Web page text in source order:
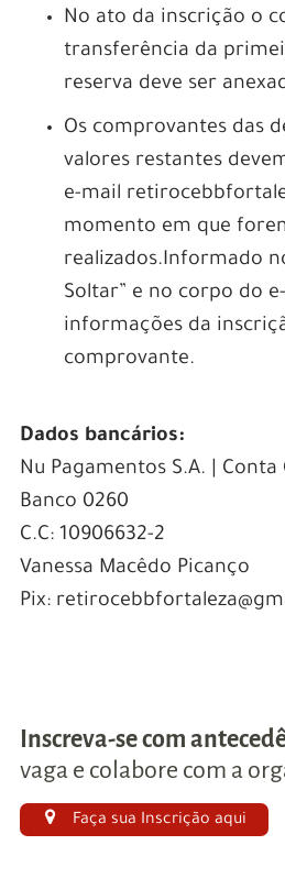
No ato da inscrição o
transferência da
reserva deve ser
Os comprovantes das
valores restantes
e-mail
momento em que
realizados.Informado
Soltar” e no corpo do
informações da
comprovante.
Dados bancários:
Nu Pagamentos S.A. |
Banco 0260
C.C: 10906632-2
Vanessa Macêdo Picanço
Pix:
Inscreva-se com
vaga e colabore com a
Faça sua Inscrição aqui